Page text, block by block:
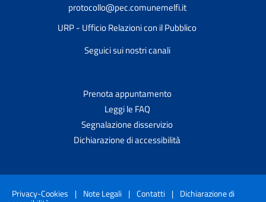
protocollo@pec.comunemelfi.it
URP - Ufficio Relazioni con il Pubblico
Seguici sui nostri canali
Prenota appuntamento
Leggi le FAQ
Segnalazione disservizio
Dichiarazione di accessibilità
Privacy-Cookies | Note Legali | Contatti | Dichiarazione di